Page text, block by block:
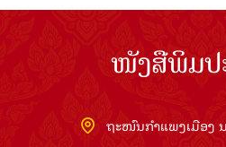
ໜັງສືພິມປ
ຖະໜົນກຳແພງເມືອງ